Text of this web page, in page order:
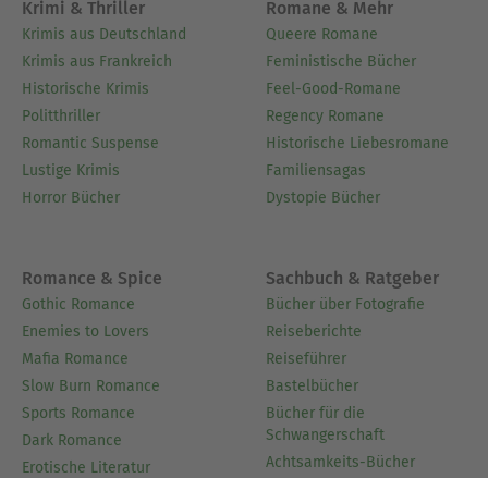
Krimi & Thriller
Krimis aus Deutschland
Krimis aus Frankreich
Historische Krimis
Politthriller
Romantic Suspense
Lustige Krimis
Horror Bücher
Romane & Mehr
Queere Romane
Feministische Bücher
Feel-Good-Romane
Regency Romane
Historische Liebesromane
Familiensagas
Dystopie Bücher
Romance & Spice
Gothic Romance
Enemies to Lovers
Mafia Romance
Slow Burn Romance
Sports Romance
Dark Romance
Erotische Literatur
Sachbuch & Ratgeber
Bücher über Fotografie
Reiseberichte
Reiseführer
Bastelbücher
Bücher für die
Schwangerschaft
Achtsamkeits-Bücher